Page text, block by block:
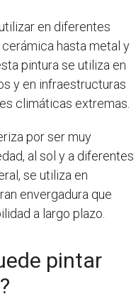
en diferentes
hasta metal y
pintura se utiliza en
y en infraestructuras
climáticas extremas.
por ser muy
al sol y a diferentes
se utiliza en
envergadura que
a largo plazo.
pintar